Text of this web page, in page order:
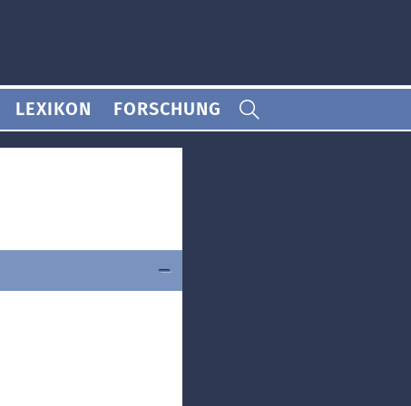
LEXIKON FORSCHUNG